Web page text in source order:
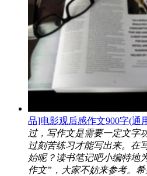
品]电影观后感作文900字(通
过，写作文是需要一定文字
过刻苦练习才能写出来。在
始呢？读书笔记吧小编特地
作文”，大家不妨来参考。